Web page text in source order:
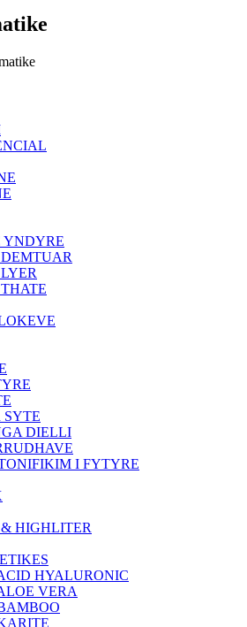
YNDYRE
SYTE
DIELLI
I FYTYRE
HIGHLITER
HYALURONIC
VERA